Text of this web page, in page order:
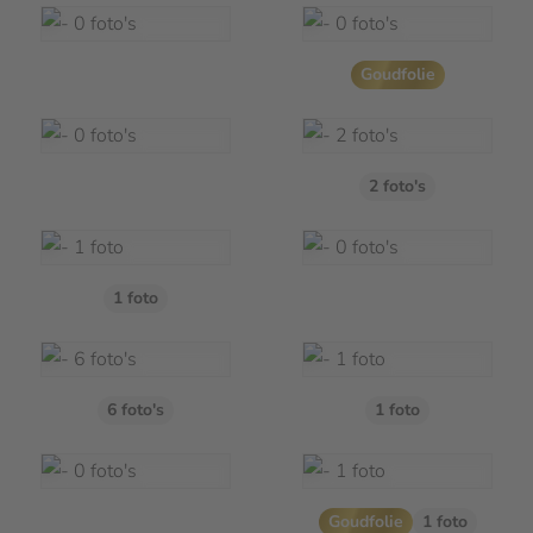
Goudfolie
2 foto's
1 foto
6 foto's 1 foto
Goudfolie 1 foto